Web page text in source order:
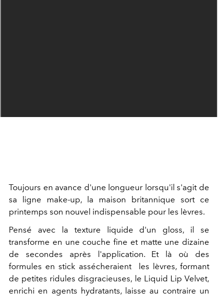
Toujours en avance d'une longueur lorsqu'il s'agit de
sa ligne make-up, la maison britannique sort ce
printemps son nouvel indispensable pour les lèvres.
Pensé avec la texture liquide d'un gloss, il se
transforme en une couche fine et matte une dizaine
de secondes après l'application. Et là où des
formules en stick assécheraient les lèvres, formant
de petites ridules disgracieuses, le Liquid Lip Velvet,
enrichi en agents hydratants, laisse au contraire un